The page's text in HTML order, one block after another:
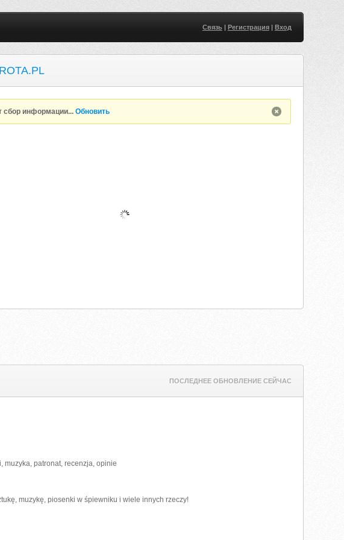
Связь| Регистрация| Вход
сбор информации...Обновить
ПОСЛЕДНЕЕ ОБНОВЛЕНИЕ СЕЙЧАС
muzyka, patronat, recenzja, opinie
muzykę, piosenki w śpiewniku i wiele innych rzeczy!